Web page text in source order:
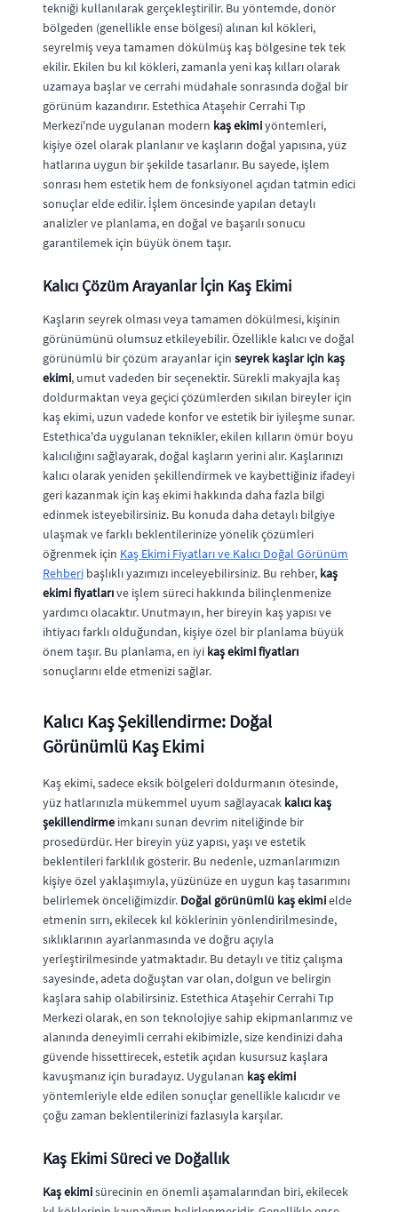
tekniği kullanılarak gerçekleştirilir. Bu yöntemde, donör
bölgeden (genellikle ense bölgesi) alınan kıl kökleri,
seyrelmiş veya tamamen dökülmüş kaş bölgesine tek tek
ekilir. Ekilen bu kıl kökleri, zamanla yeni kaş kılları olarak
uzamaya başlar ve cerrahi müdahale sonrasında doğal bir
görünüm kazandırır. Estethica Ataşehir Cerrahi Tıp
Merkezi'nde uygulanan modern kaş ekimiyöntemleri,
kişiye özel olarak planlanır ve kaşların doğal yapısına, yüz
hatlarına uygun bir şekilde tasarlanır. Bu sayede, işlem
sonrası hem estetik hem de fonksiyonel açıdan tatmin edici
sonuçlar elde edilir. İşlem öncesinde yapılan detaylı
analizler ve planlama, en doğal ve başarılı sonucu
garantilemek için büyük önem taşır.
Kalıcı Çözüm Arayanlar İçin Kaş Ekimi
Kaşların seyrek olması veya tamamen dökülmesi, kişinin
görünümünü olumsuz etkileyebilir. Özellikle kalıcı ve doğal
görünümlü bir çözüm arayanlar için seyrek kaşlar için kaş
ekimi, umut vadeden bir seçenektir. Sürekli makyajla kaş
doldurmaktan veya geçici çözümlerden sıkılan bireyler için
kaş ekimi, uzun vadede konfor ve estetik bir iyileşme sunar.
Estethica'da uygulanan teknikler, ekilen kılların ömür boyu
kalıcılığını sağlayarak, doğal kaşların yerini alır. Kaşlarınızı
kalıcı olarak yeniden şekillendirmek ve kaybettiğiniz ifadeyi
geri kazanmak için kaş ekimi hakkında daha fazla bilgi
edinmek isteyebilirsiniz. Bu konuda daha detaylı bilgiye
ulaşmak ve farklı beklentilerinize yönelik çözümleri
öğrenmek için Kaş Ekimi Fiyatları ve Kalıcı Doğal Görünüm
Rehberi başlıklı yazımızı inceleyebilirsiniz. Bu rehber, kaş
ekimi fiyatlarıve işlem süreci hakkında bilinçlenmenize
yardımcı olacaktır. Unutmayın, her bireyin kaş yapısı ve
ihtiyacı farklı olduğundan, kişiye özel bir planlama büyük
önem taşır. Bu planlama, en iyi kaş ekimi fiyatları
sonuçlarını elde etmenizi sağlar.
Kalıcı Kaş Şekillendirme: Doğal
Görünümlü Kaş Ekimi
Kaş ekimi, sadece eksik bölgeleri doldurmanın ötesinde,
yüz hatlarınızla mükemmel uyum sağlayacak kalıcı kaş
şekillendirme imkanı sunan devrim niteliğinde bir
prosedürdür. Her bireyin yüz yapısı, yaşı ve estetik
beklentileri farklılık gösterir. Bu nedenle, uzmanlarımızın
kişiye özel yaklaşımıyla, yüzünüze en uygun kaş tasarımını
belirlemek önceliğimizdir. Doğal görünümlü kaş ekimielde
etmenin sırrı, ekilecek kıl köklerinin yönlendirilmesinde,
sıklıklarının ayarlanmasında ve doğru açıyla
yerleştirilmesinde yatmaktadır. Bu detaylı ve titiz çalışma
sayesinde, adeta doğuştan var olan, dolgun ve belirgin
kaşlara sahip olabilirsiniz. Estethica Ataşehir Cerrahi Tıp
Merkezi olarak, en son teknolojiye sahip ekipmanlarımız ve
alanında deneyimli cerrahi ekibimizle, size kendinizi daha
güvende hissettirecek, estetik açıdan kusursuz kaşlara
kavuşmanız için buradayız. Uygulanan kaş ekimi
yöntemleriyle elde edilen sonuçlar genellikle kalıcıdır ve
çoğu zaman beklentilerinizi fazlasıyla karşılar.
Kaş Ekimi Süreci ve Doğallık
Kaş ekimisürecinin en önemli aşamalarından biri, ekilecek